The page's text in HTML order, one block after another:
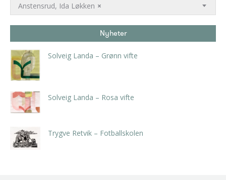
×
Anstensrud, Ida Løkken
Nyheter
Solveig Landa – Grønn vifte
Solveig Landa – Rosa vifte
Trygve Retvik – Fotballskolen